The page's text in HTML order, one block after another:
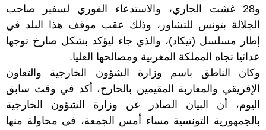
و28 غشت الجاري، والاستدعاء الفوري لسفير صاحب
الجلالة بتونس للتشاور، وذلك عقب موقف هذا البلد في
إطار مسلسل (تيكاد)، والذي جاء ليؤكد بشكل صارخ توجها
عدائيا تجاه المملكة المغربية ومصالحها العليا.
وكان الناطق باسم وزارة الشؤون الخارجية والتعاون
الإفريقي والمغاربة المقيمين بالخارج، أكد في وقت سابق
اليوم، أن البيان الصادر عن وزارة الشؤون الخارجية
بالجمهورية التونسية مساء أمس الجمعة، في محاولة منها